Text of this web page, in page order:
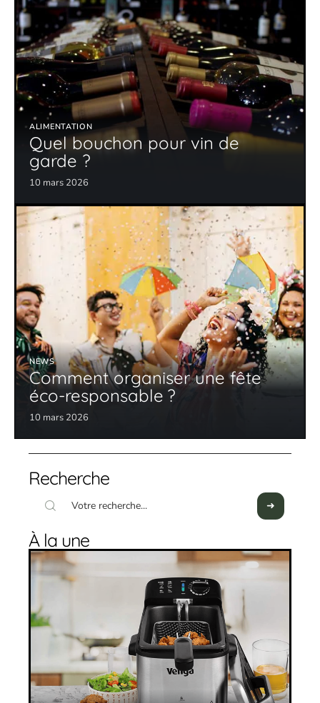
ALIMENTATION
Quel bouchon pour vin de
garde ?
10 mars 2026
NEWS
Comment organiser une fête
éco-responsable ?
10 mars 2026
Recherche
À la une